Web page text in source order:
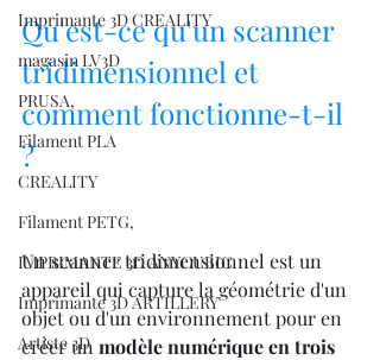
Imprimante 3D CREALITY
magasin LV3D
PRUSA,
Filament PLA
CREALITY
Filament PETG,
IMPRIMANTE 3D ANYCUBIC
Imprimante 3D ARTILLERY
Artiste 3D
Qu'est-ce qu'un scanner
tridimensionnel et
comment fonctionne-t-il
?
Un scanner tridimensionnel est un
appareil qui capture la géométrie d'un
objet ou d'un environnement pour en
créer un modèle numérique en trois